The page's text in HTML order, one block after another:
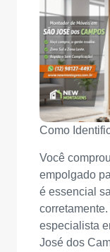
Como
Você
empolgado
é essencial
especialista
José dos